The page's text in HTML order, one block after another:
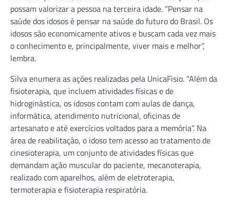
possam valorizar a pessoa na terceira idade. “Pensar na
saúde dos idosos é pensar na saúde do futuro do Brasil. Os
idosos são economicamente ativos e buscam cada vez mais
o conhecimento e, principalmente, viver mais e melhor”,
lembra.
Silva enumera as ações realizadas pela UnicaFisio. “Além da
fisioterapia, que incluem atividades físicas e de
hidroginástica, os idosos contam com aulas de dança,
informática, atendimento nutricional, oficinas de
artesanato e até exercícios voltados para a memória”. Na
área de reabilitação, o idoso tem acesso ao tratamento de
cinesioterapia, um conjunto de atividades físicas que
demandam ação muscular do paciente, mecanoterapia,
realizado com aparelhos, além de eletroterapia,
termoterapia e fisioterapia respiratória.